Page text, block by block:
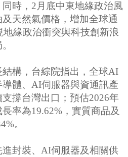
時，2月底中東地緣政治風
天然氣價格，增加全球通
地緣政治衝突與科技創新浪
構，台綜院指出，全球AI
體、AI伺服器與資通訊產
撐台灣出口；預估2026年
率為19.62%，實質商品及
。
封裝、AI伺服器及相關供